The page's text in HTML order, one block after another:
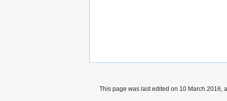
This page was last edited on 10 March 2016,